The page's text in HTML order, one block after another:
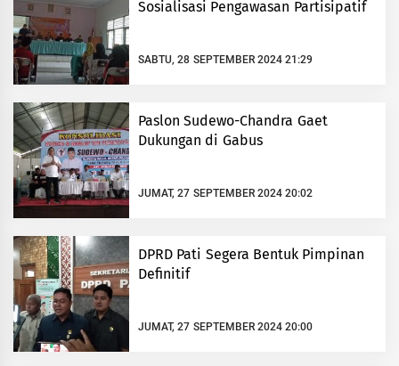
Sosialisasi Pengawasan Partisipatif
SABTU, 28 SEPTEMBER 2024 21:29
Paslon Sudewo-Chandra Gaet
Dukungan di Gabus
JUMAT, 27 SEPTEMBER 2024 20:02
DPRD Pati Segera Bentuk Pimpinan
Definitif
JUMAT, 27 SEPTEMBER 2024 20:00